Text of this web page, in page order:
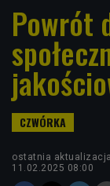
Powrót
ostatnia
11.02.2025 08:00